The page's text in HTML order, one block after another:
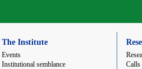
The Institute
Events
Institutional semblance
Calls